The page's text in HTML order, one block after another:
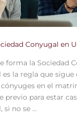
Conyugal en
forma la Sociedad
la regla que sigue
en el
previo para estar
no se ...